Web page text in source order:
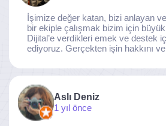
İşimize değer katan, bizi anlayan
bir ekiple çalışmak bizim için
Dijital’e verdikleri emek ve destek
ediyoruz. Gerçekten işin hakkını
Aslı Deniz
1 yıl önce